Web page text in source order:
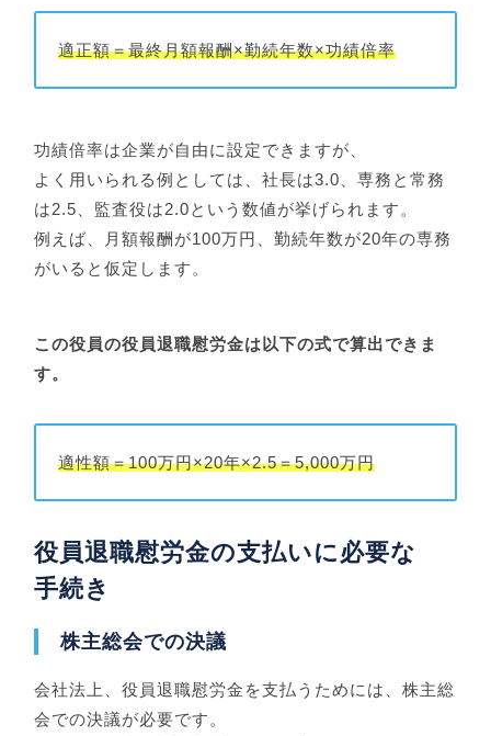
適正額＝最終月額報酬×勤続年数×功績倍率
功績倍率は企業が自由に設定できますが、
よく用いられる例としては、社長は3.0、専務と常務
は2.5、監査役は2.0という数値が挙げられます。
例えば、月額報酬が100万円、勤続年数が20年の専務
がいると仮定します。
この役員の役員退職慰労金は以下の式で算出できま
す。
適性額＝100万円×20年×2.5＝5,000万円
役員退職慰労金の支払いに必要な
手続き
株主総会での決議
会社法上、役員退職慰労金を支払うためには、株主総
会での決議が必要です。